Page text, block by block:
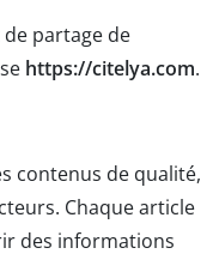
partage de
https://citelya.com.
contenus de qualité,
Chaque article
des informations